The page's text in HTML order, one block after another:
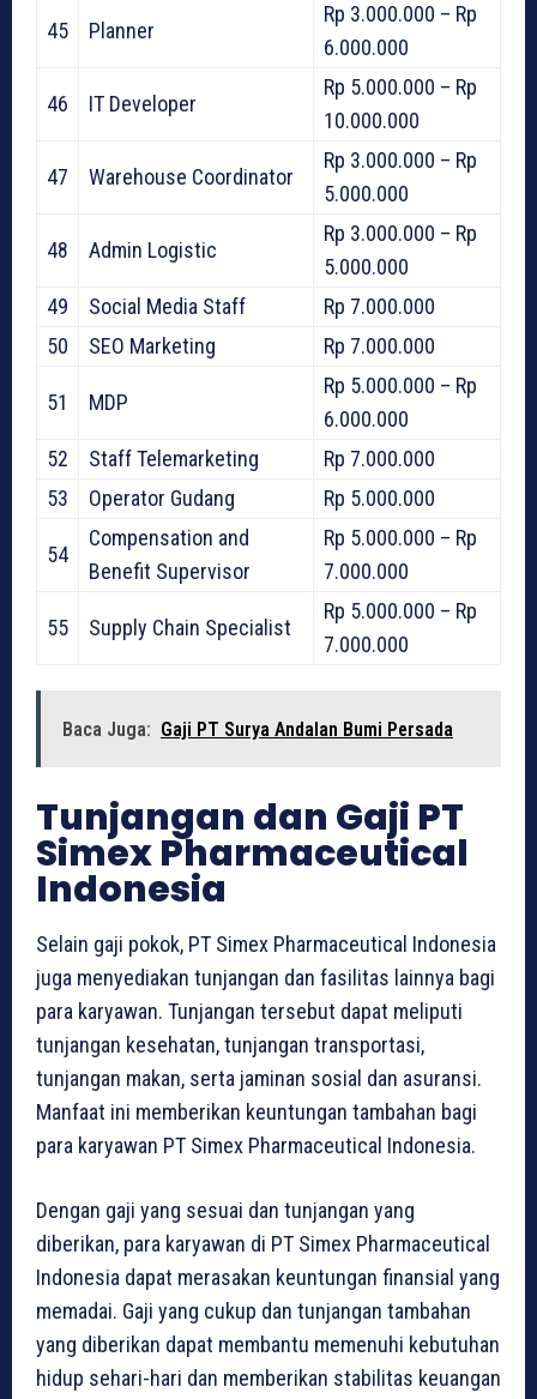
45 Planner
Rp 3.000.000 – Rp
6.000.000
46 IT Developer
Rp 5.000.000 – Rp
10.000.000
47 Warehouse Coordinator
Rp 3.000.000 – Rp
5.000.000
48 Admin Logistic
Rp 3.000.000 – Rp
5.000.000
49
Social Media Staff
Rp 7.000.000
50
SEO Marketing Rp 7.000.000
51 MDP
Rp 5.000.000 – Rp
6.000.000
52
Staff Telemarketing
Rp 7.000.000
53
Operator Gudang Rp 5.000.000
54
Compensation and
Benefit Supervisor
Rp 5.000.000 – Rp
7.000.000
55 Supply Chain Specialist
Rp 5.000.000 – Rp
7.000.000
Baca Juga: Gaji PT Surya Andalan Bumi Persada
Tunjangan dan Gaji PT
Simex Pharmaceutical
Indonesia
Selain gaji pokok, PT Simex Pharmaceutical Indonesia
juga menyediakan tunjangan dan fasilitas lainnya bagi
para karyawan. Tunjangan tersebut dapat meliputi
tunjangan kesehatan, tunjangan transportasi,
tunjangan makan, serta jaminan sosial dan asuransi.
Manfaat ini memberikan keuntungan tambahan bagi
para karyawan PT Simex Pharmaceutical Indonesia.
Dengan gaji yang sesuai dan tunjangan yang
diberikan, para karyawan di PT Simex Pharmaceutical
Indonesia dapat merasakan keuntungan finansial yang
memadai. Gaji yang cukup dan tunjangan tambahan
yang diberikan dapat membantu memenuhi kebutuhan
hidup sehari-hari dan memberikan stabilitas keuangan